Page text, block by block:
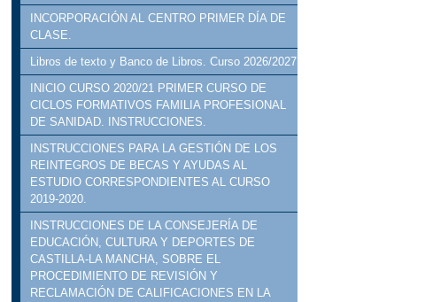
INCORPORACIÓN AL CENTRO PRIMER DÍA DE
CLASE.
Libros de texto y Banco de Libros. Curso 2026/2027
INICIO CURSO 2020/21 PRIMER CURSO DE
CICLOS FORMATIVOS FAMILIA PROFESIONAL
DE SANIDAD. INSTRUCCIONES.
INSTRUCCIONES PARA LA GESTIÓN DE LOS
REINTEGROS DE BECAS Y AYUDAS AL
ESTUDIO CORRESPONDIENTES AL CURSO
2019-2020.
INSTRUCCIONES DE LA CONSEJERÍA DE
EDUCACIÓN, CULTURA Y DEPORTES DE
CASTILLA-LA MANCHA, SOBRE EL
PROCEDIMIENTO DE REVISIÓN Y
RECLAMACIÓN DE CALIFICACIONES EN LA